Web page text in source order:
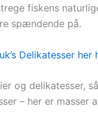
fiskens
spændende på.
Delikatesser her
og delikatesser,
– her er masser